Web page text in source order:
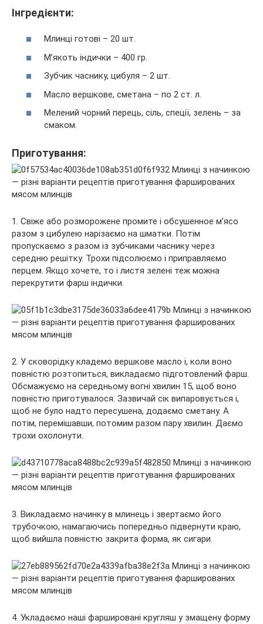
Інгредієнти:
Млинці готові – 20 шт.
М’якоть індички – 400 гр.
Зубчик часнику, цибуля – 2 шт.
Масло вершкове, сметана – по 2 ст. л.
Мелений чорний перець, сіль, спеції, зелень – за
смаком.
Приготування:
1. Свіже або розморожене промите і обсушенное м’ясо
разом з цибулею нарізаємо на шматки. Потім
пропускаємо з разом із зубчиками часнику через
середню решітку. Трохи підсолюємо і приправляємо
перцем. Якщо хочете, то і листя зелені теж можна
перекрутити фарш індички.
2. У сковорідку кладемо вершкове масло і, коли воно
повністю розтопиться, викладаємо підготовлений фарш.
Обсмажуємо на середньому вогні хвилин 15, щоб воно
повністю приготувалося. Зазвичай сік випаровується і,
щоб не було надто пересушена, додаємо сметану. А
потім, перемішавши, потомим разом пару хвилин. Даємо
трохи охолонути.
3. Викладаємо начинку в млинець і звертаємо його
трубочкою, намагаючись попередньо підвернути краю,
щоб вийшла повністю закрита форма, як сигари.
4. Укладаємо наші фаршировані кругляш у змащену форму